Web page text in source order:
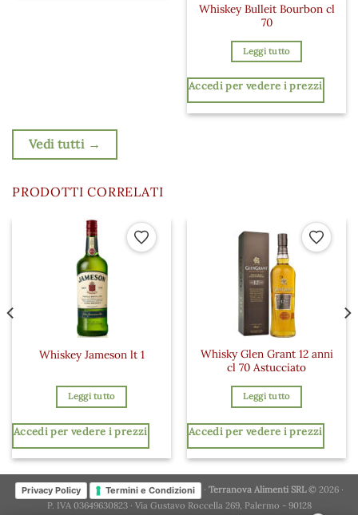
Whiskey Bulleit Bourbon cl
70
Leggi tutto
Accedi per vedere i prezzi
Vedi tutti →
PRODOTTI CORRELATI
Aggiungi ai preferiti
Whiskey Jameson lt 1
Leggi tutto
Accedi per vedere i prezzi
Whisky Glen Grant 12 anni
cl 70 Astucciato
Leggi tutto
Accedi per vedere i prezzi
Privacy Policy Termini e Condizioni · Terranova Alimenti SRL© 2026 ·
P. IVA 03649630823 · Via Gustavo Roccella 269, Palermo - 90128